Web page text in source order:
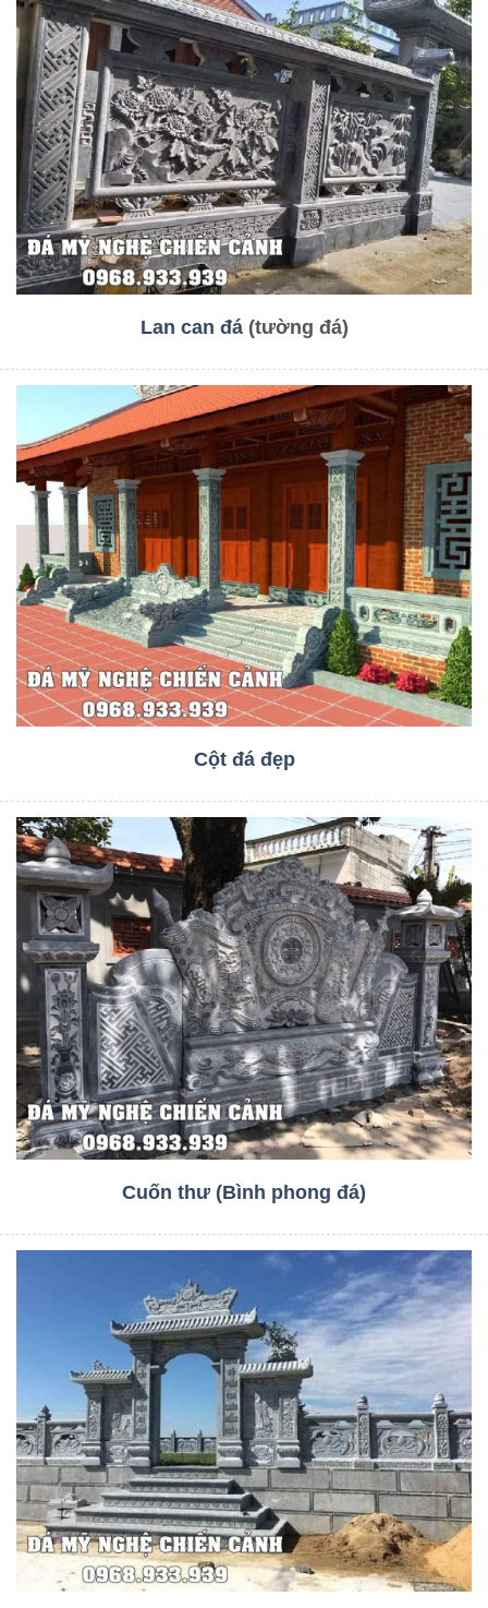
Lan can đá(tường đá)
Cột đá đẹp
Cuốn thư (Bình phong đá)